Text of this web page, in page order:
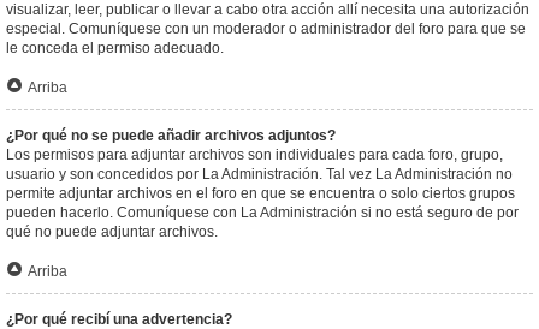
visualizar, leer, publicar o llevar a cabo otra acción allí necesita una autorización
especial. Comuníquese con un moderador o administrador del foro para que se
le conceda el permiso adecuado.
Arriba
¿Por qué no se puede añadir archivos adjuntos?
Los permisos para adjuntar archivos son individuales para cada foro, grupo,
usuario y son concedidos por La Administración. Tal vez La Administración no
permite adjuntar archivos en el foro en que se encuentra o solo ciertos grupos
pueden hacerlo. Comuníquese con La Administración si no está seguro de por
qué no puede adjuntar archivos.
Arriba
¿Por qué recibí una advertencia?